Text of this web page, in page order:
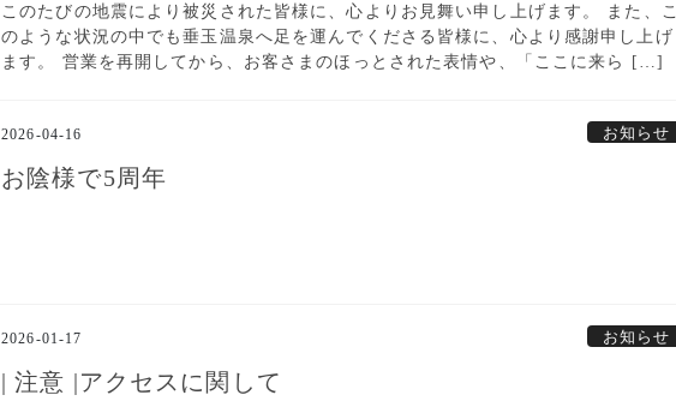
このたびの地震により被災された皆様に、心よりお見舞い申し上げます。 また、こ
のような状況の中でも垂玉温泉へ足を運んでくださる皆様に、心より感謝申し上げ
ます。 営業を再開してから、お客さまのほっとされた表情や、「ここに来ら […]
2026-04-16 お知らせ
お陰様で5周年
2026-01-17 お知らせ
| 注意 |アクセスに関して